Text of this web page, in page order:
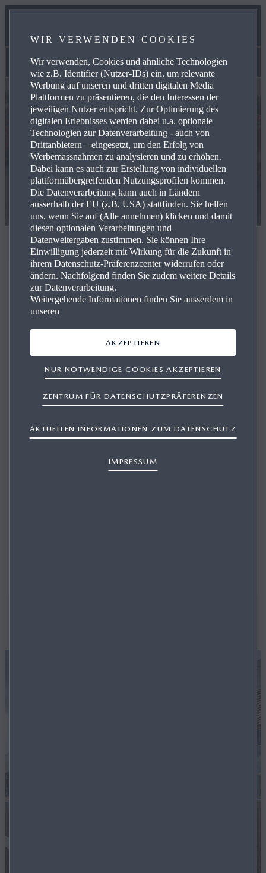
Lagerfahrzeuge
KONTAKT
LAGERFAHRZEUGE
Suchen Sie einen Mazda? Finden Sie ganz einfach Ihr
Traummodell und profitieren Sie von zertifizierter Qualität
und erstklassigem Service. Ihr Wunschfahrzeug ist nur ein
WIR VERWENDEN COOKIES
Wir verwenden, Cookies und ähnliche Technologien
wie z.B. Identifier (Nutzer-IDs) ein, um relevante
Werbung auf unseren und dritten digitalen Media
Plattformen zu präsentieren, die den Interessen der
jeweiligen Nutzer entspricht. Zur Optimierung des
digitalen Erlebnisses werden dabei u.a. optionale
Technologien zur Datenverarbeitung - auch von
Drittanbietern – eingesetzt, um den Erfolg von
Werbemassnahmen zu analysieren und zu erhöhen.
Dabei kann es auch zur Erstellung von individuellen
plattformübergreifenden Nutzungsprofilen kommen.
Die Datenverarbeitung kann auch in Ländern
ausserhalb der EU (z.B. USA) stattfinden. Sie helfen
uns, wenn Sie auf (Alle annehmen) klicken und damit
diesen optionalen Verarbeitungen und
Datenweitergaben zustimmen. Sie können Ihre
Einwilligung jederzeit mit Wirkung für die Zukunft in
ihrem Datenschutz-Präferenzcenter widerrufen oder
ändern. Nachfolgend finden Sie zudem weitere Details
zur Datenverarbeitung.
Weitergehende Informationen finden Sie ausserdem in
unseren
AKTUELLEN INFORMATIONEN ZUM DATENSCHUTZ
IMPRESSUM
ZENTRUM FÜR DATENSCHUTZPRÄFERENZEN
NUR NOTWENDIGE COOKIES AKZEPTIEREN
AKZEPTIEREN